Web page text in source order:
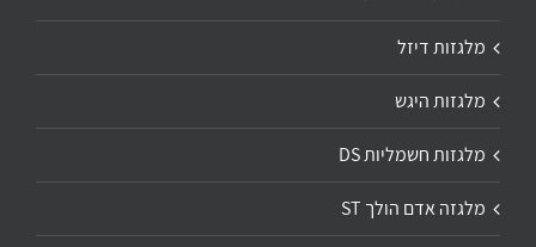
מלגזות דיזל
מלגזות היגש
מלגזות חשמליות DS
מלגזה אדם הולך ST